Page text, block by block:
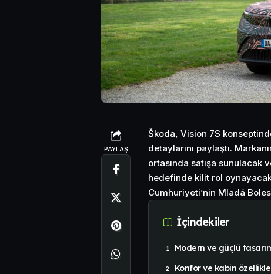
PAYLAŞ
Škoda, Vision 7S
detaylarını paylaştı.
ortasında satışa sunulacak
hedefinde kilit rol
Cumhuriyeti’nin Mladá
İçindekiler
Modern ve güçlü
Konfor ve kabin